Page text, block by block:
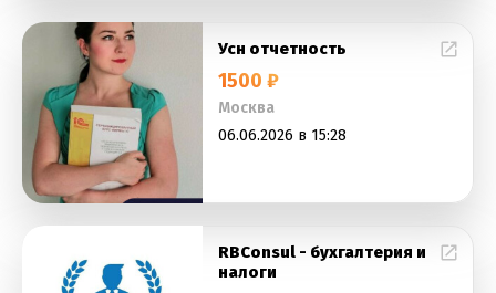
Усн отчетность
1500 ₽
Москва
06.06.2026 в 15:28
RBConsul - бухгалтерия и
налоги